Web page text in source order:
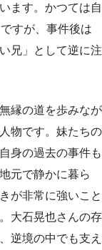
ます。かつては自
すが、事件後は
兄」として逆に注
縁の道を歩みなが
物です。妹たちの
身の過去の事件も
元で静かに暮ら
が非常に強いこと
大石晃也さんの存
逆境の中でも支え